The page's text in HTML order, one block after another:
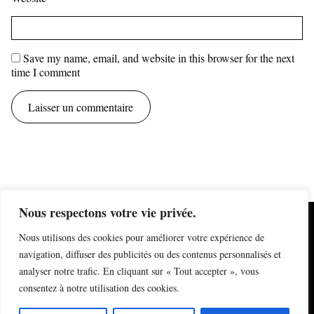
Nous respectons votre vie privée.
Nous utilisons des cookies pour améliorer votre expérience de
navigation, diffuser des publicités ou des contenus personnalisés et
analyser notre trafic. En cliquant sur « Tout accepter », vous
consentez à notre utilisation des cookies.
Save my name, email, and website in this browser for the next
time I comment
information sur les cookies
formulaire de contact
newsletter
plan du site
derniers articles